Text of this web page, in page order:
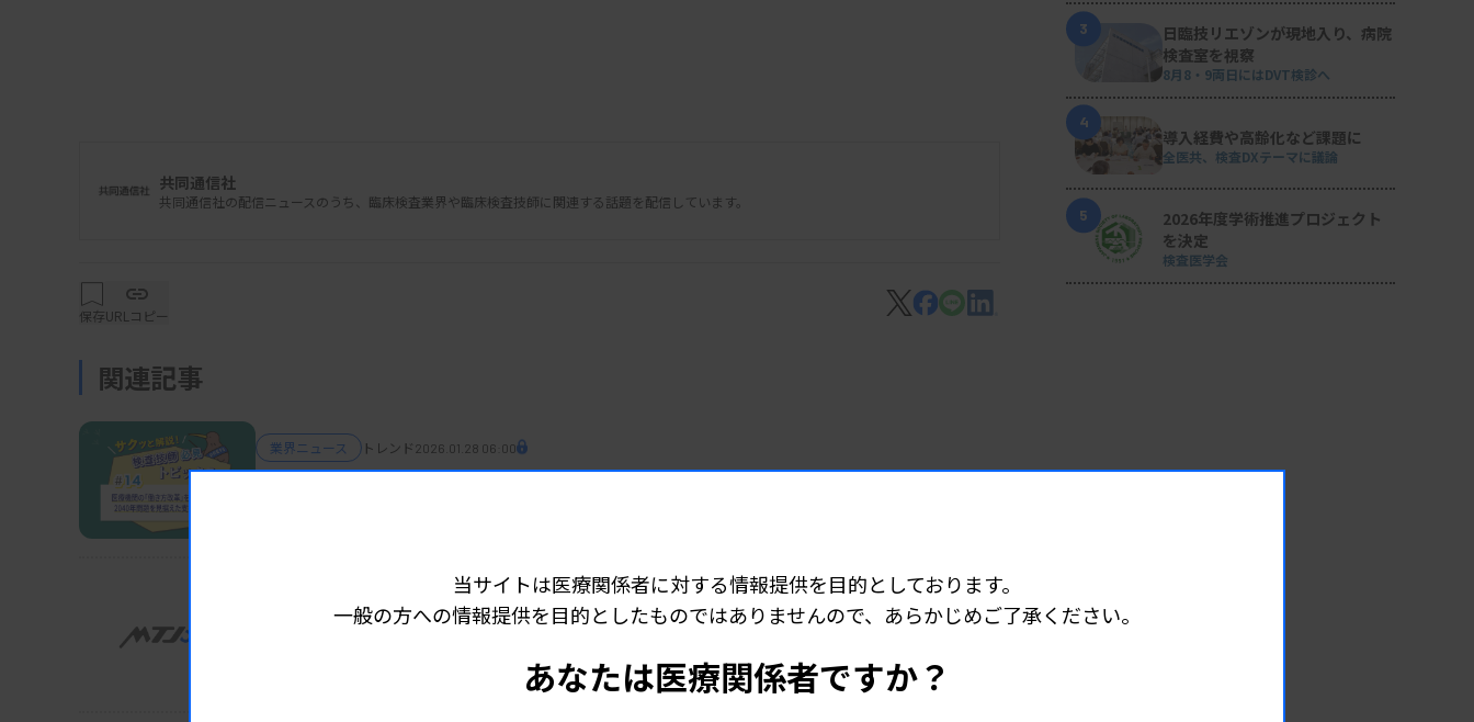
共同通信社
共同通信社の配信ニュースのうち、臨床検査業界や臨床検査技師に関連する話題を配信しています。
保存URLコピー
関連記事
業界ニュース トレンド 2026.01.28 06:00
トレンド 2026.01.16 05:10
3
日臨技リエゾンが現地入り、病院
検査室を視察
8月8・9両日にはDVT検診へ
4
導入経費や高齢化など課題に
全医共、検査DXテーマに議論
5
2026年度学術推進プロジェクト
を決定
検査医学会
当サイトは医療関係者に対する情報提供を目的としております。
一般の方への情報提供を目的としたものではありませんので、あらかじめご了承ください。
あなたは医療関係者ですか？